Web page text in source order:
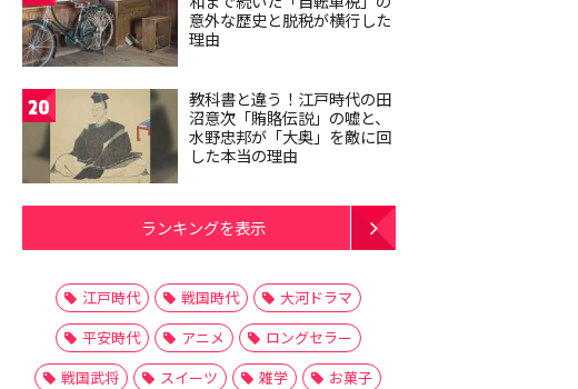
意外な歴史と脱税が横行した
理由
20
教科書と違う！江戸時代の田
沼意次「賄賂伝説」の嘘と、
水野忠邦が「大奥」を敵に回
した本当の理由
ランキングを表示
江戸時代 戦国時代
大河ドラマ
平安時代
アニメ
ロングセラー
戦国武将
スイーツ 雑学
お菓子